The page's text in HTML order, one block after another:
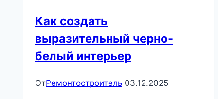
Как создать
выразительный черно-
белый интерьер
ОтРемонтостроитель 03.12.2025